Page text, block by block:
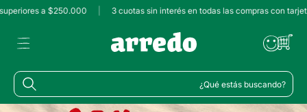
a $250.000 | 3 cuotas sin interés en todas las compras con tarjetas
¿Qué estás buscando?